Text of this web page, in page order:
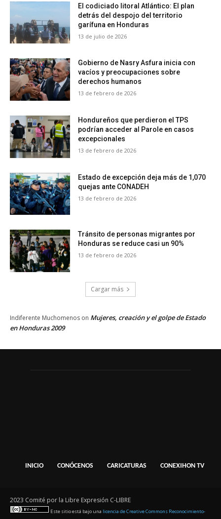
El codiciado litoral Atlántico: El plan
detrás del despojo del territorio
garífuna en Honduras
13 de julio de 2026
Gobierno de Nasry Asfura inicia con
vacíos y preocupaciones sobre
derechos humanos
13 de febrero de 2026
Hondureños que perdieron el TPS
podrían acceder al Parole en casos
excepcionales
13 de febrero de 2026
Estado de excepción deja más de 1,070
quejas ante CONADEH
13 de febrero de 2026
Tránsito de personas migrantes por
Honduras se reduce casi un 90%
13 de febrero de 2026
Cargar más
Indiferente Muchomenos on Mujeres, creación y el golpe de Estado
en Honduras 2009
INICIO CONÓCENOS CARICATURAS CONEXIHON TV
2023 Comité por la Libre Expresión C-LIBRE
Este sitio está bajo una licencia de Creative Commons Reconocimiento-